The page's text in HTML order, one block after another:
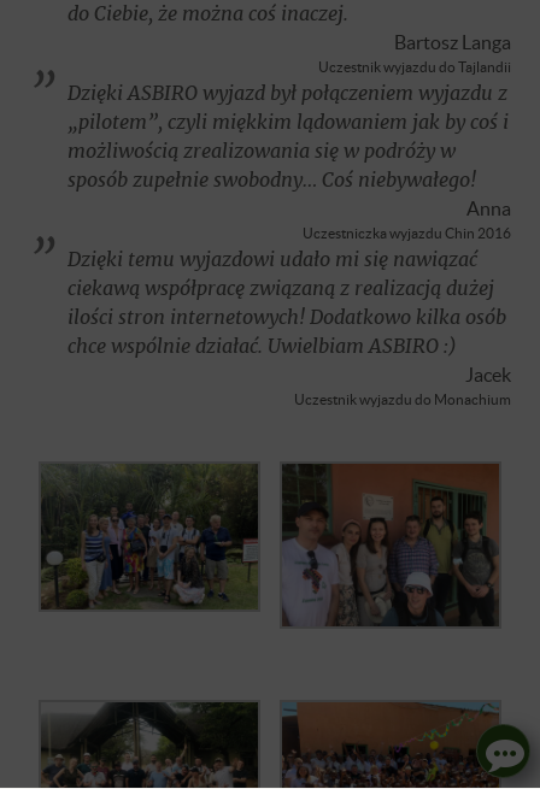
do Ciebie, że można coś inaczej.
Bartosz Langa
Uczestnik wyjazdu do Tajlandii
Dzięki ASBIRO wyjazd był połączeniem wyjazdu z
„pilotem”, czyli miękkim lądowaniem jak by coś i
możliwością zrealizowania się w podróży w
sposób zupełnie swobodny… Coś niebywałego!
Anna
Uczestniczka wyjazdu Chin 2016
Dzięki temu wyjazdowi udało mi się nawiązać
ciekawą współpracę związaną z realizacją dużej
ilości stron internetowych! Dodatkowo kilka osób
chce wspólnie działać. Uwielbiam ASBIRO :)
Jacek
Uczestnik wyjazdu do Monachium